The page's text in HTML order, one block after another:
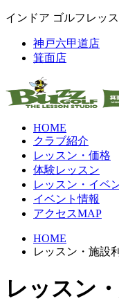
インドア ゴルフレッ
神戸六甲道店
箕面店
HOME
クラブ紹介
レッスン・価格
体験レッスン
レッスン・イベ
イベント情報
アクセスMAP
HOME
レッスン・施設
レッスン